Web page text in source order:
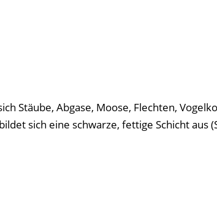
Stäube, Abgase, Moose, Flechten,
sich eine schwarze, fettige Schicht aus